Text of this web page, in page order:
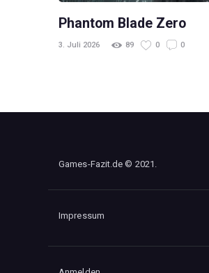
Phantom Blade Zero
3. Juli 2026 89 0 0
Games-Fazit.de © 2021.
Impressum